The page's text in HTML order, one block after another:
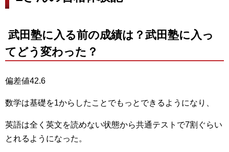
武田塾に入る前の成績は？武田塾に入っ
てどう変わった？
偏差値42.6
数学は基礎を1からしたことでもっとできるようになり、
英語は全く英文を読めない状態から共通テストで7割ぐらい
とれるようになった。